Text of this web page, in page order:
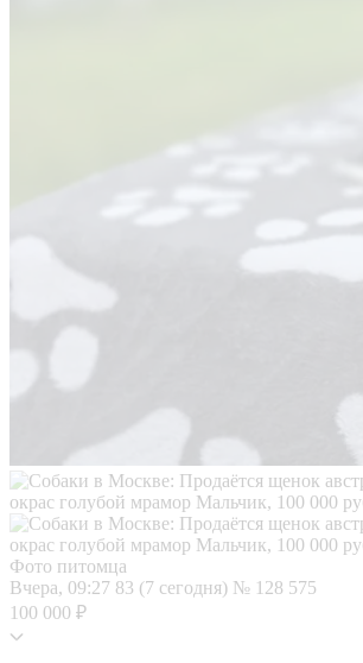
Фото питомца
Вчера, 09:27 83 (7 сегодня) № 128 575
100 000 ₽